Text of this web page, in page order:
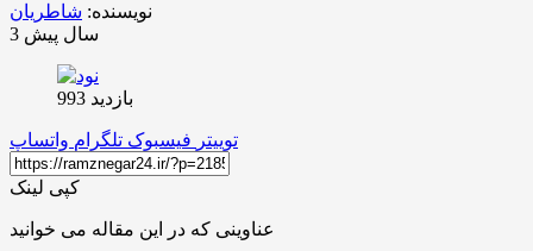
نویسنده: شاطریان
3 سال پیش
بازدید 993
توییتر فیسبوک تلگرام واتساپ
کپی لینک
عناوینی که در این مقاله می خوانید